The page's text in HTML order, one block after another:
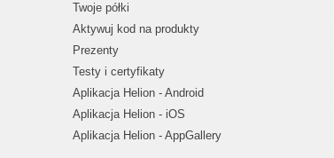
Twoje półki
Aktywuj kod na produkty
Prezenty
Testy i certyfikaty
Aplikacja Helion - Android
Aplikacja Helion - iOS
Aplikacja Helion - AppGallery